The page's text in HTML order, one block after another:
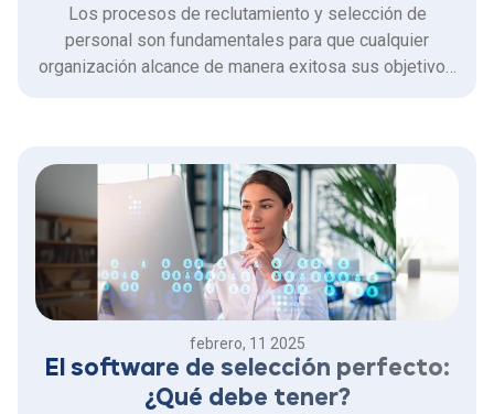
Los procesos de reclutamiento y selección de
personal son fundamentales para que cualquier
organización alcance de manera exitosa sus objetivos
febrero, 11 2025
El software de selección perfecto:
¿Qué debe tener?